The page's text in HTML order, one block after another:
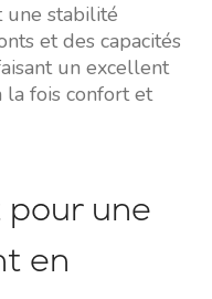
stabilité
et des capacités
un excellent
la fois confort et
une
en